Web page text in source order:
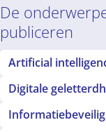
De
publiceren
Artificial
Digitale